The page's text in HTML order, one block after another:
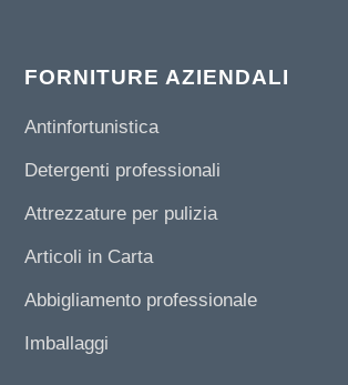
FORNITURE AZIENDALI
Antinfortunistica
Detergenti professionali
Attrezzature per pulizia
Articoli in Carta
Abbigliamento professionale
Imballaggi